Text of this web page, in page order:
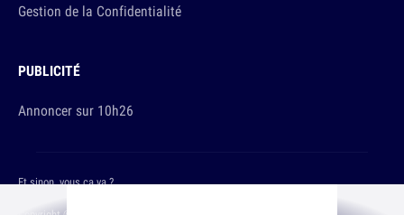
Gestion de la Confidentialité
PUBLICITÉ
Annoncer sur 10h26
Et sinon, vous ça va ?